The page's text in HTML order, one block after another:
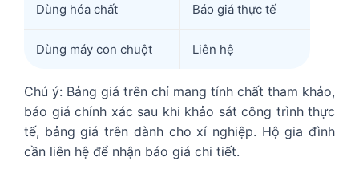
Dùng hóa chất Báo giá thực tế
Dùng máy con chuột Liên hệ
Chú ý: Bảng giá trên chỉ mang tính chất tham khảo,
báo giá chính xác sau khi khảo sát công trình thực
tế, bảng giá trên dành cho xí nghiệp. Hộ gia đình
cần liên hệ để nhận báo giá chi tiết.